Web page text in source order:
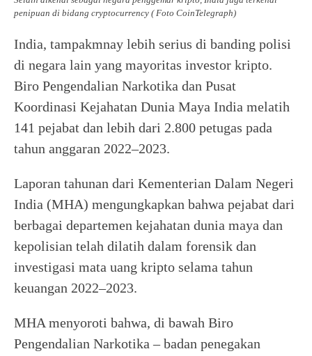
penipuan di bidang cryptocurrency ( Foto CoinTelegraph)
India, tampakmnay lebih serius di banding polisi
di negara lain yang mayoritas investor kripto.
Biro Pengendalian Narkotika dan Pusat
Koordinasi Kejahatan Dunia Maya India melatih
141 pejabat dan lebih dari 2.800 petugas pada
tahun anggaran 2022–2023.
Laporan tahunan dari Kementerian Dalam Negeri
India (MHA) mengungkapkan bahwa pejabat dari
berbagai departemen kejahatan dunia maya dan
kepolisian telah dilatih dalam forensik dan
investigasi mata uang kripto selama tahun
keuangan 2022–2023.
MHA menyoroti bahwa, di bawah Biro
Pengendalian Narkotika – badan penegakan